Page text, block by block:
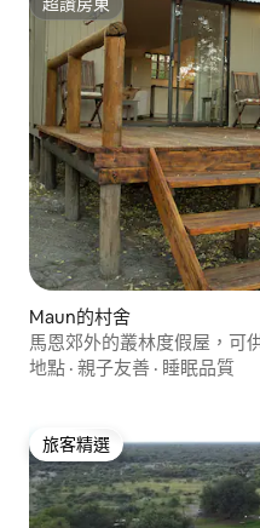
超讚房東
Maun的村舍
馬恩郊外的叢林度假屋，可
地點 · 親子友善 · 睡眠品質
旅客精選
旅客精選